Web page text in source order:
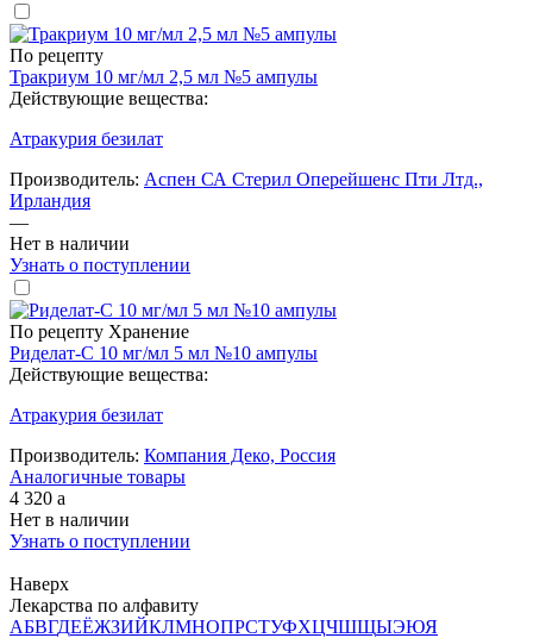
По рецепту
Тракриум 10 мг/мл 2,5 мл №5 ампулы
Действующие вещества:
Атракурия безилат
Производитель: Аспен СА Стерил Оперейшенс Пти Лтд.,
Ирландия
—
Нет в наличии
Узнать о поступлении
По рецепту Хранение
Риделат-С 10 мг/мл 5 мл №10 ампулы
Действующие вещества:
Атракурия безилат
Производитель: Компания Деко, Россия
Аналогичные товары
4 320 a
Нет в наличии
Узнать о поступлении
Наверх
Лекарства по алфавиту
АБВГДЕЁЖЗИЙКЛМНОПРСТУФХЦЧШЩЫЭЮЯ